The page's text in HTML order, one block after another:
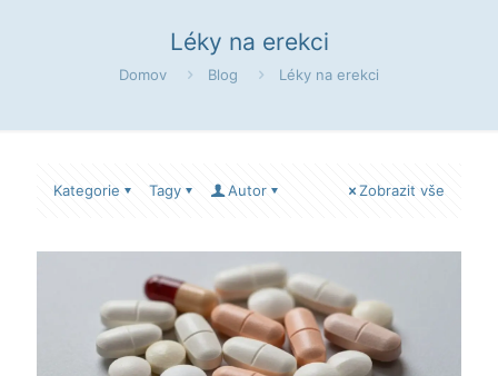
Léky na erekci
Domov Blog Léky na erekci
Kategorie Tagy Autor Zobrazit vše